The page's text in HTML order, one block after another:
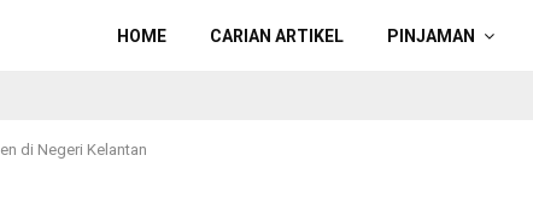
HOME CARIAN ARTIKEL PINJAMAN
di Negeri Kelantan